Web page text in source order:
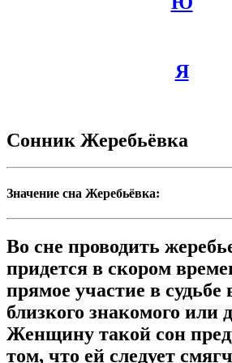
Я
Сонник Жеребьёвка
Значение сна Жеребьёвка:
Во сне проводить
придется в скором
прямое участие в судьбе
близкого знакомого или
Женщину такой сон
том, что ей следует